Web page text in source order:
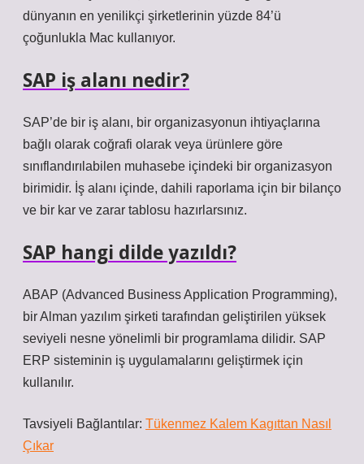
dünyanın en yenilikçi şirketlerinin yüzde 84’ü
çoğunlukla Mac kullanıyor.
SAP iş alanı nedir?
SAP’de bir iş alanı, bir organizasyonun ihtiyaçlarına
bağlı olarak coğrafi olarak veya ürünlere göre
sınıflandırılabilen muhasebe içindeki bir organizasyon
birimidir. İş alanı içinde, dahili raporlama için bir bilanço
ve bir kar ve zarar tablosu hazırlarsınız.
SAP hangi dilde yazıldı?
ABAP (Advanced Business Application Programming),
bir Alman yazılım şirketi tarafından geliştirilen yüksek
seviyeli nesne yönelimli bir programlama dilidir. SAP
ERP sisteminin iş uygulamalarını geliştirmek için
kullanılır.
Tavsiyeli Bağlantılar: Tükenmez Kalem Kagıttan Nasıl
Çıkar